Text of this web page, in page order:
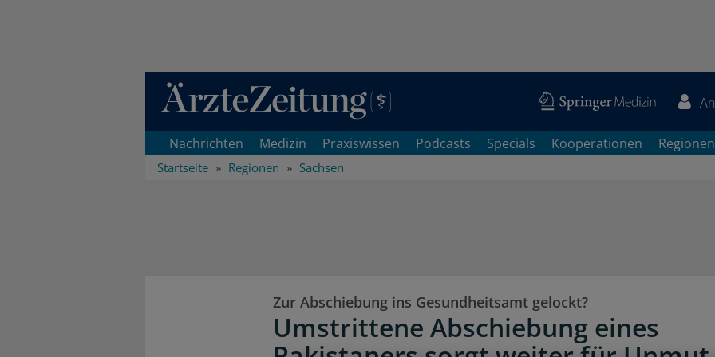
Direkt zum Inhaltsbereich
Nachrichten Medizin Praxiswissen Podcasts Specials Kooperationen Regionen
Startseite Regionen Sachsen
Zur Abschiebung ins Gesundheitsamt gelockt?
Umstrittene Abschiebung eines